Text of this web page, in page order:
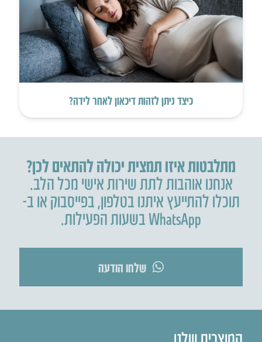
כיצד ניתן לזהות דיכאון לאחר לידה?
מתלבטות איזו תמצית יכולה להתאים לכן?
אנחנו אוהבות לתת שירות אישי מכל הלב.
תוכלו להתייעץ איתנו בטלפון,בפייסבוק או ב-
WhatsApp בשעות הפעילות.
שלחו הודעה